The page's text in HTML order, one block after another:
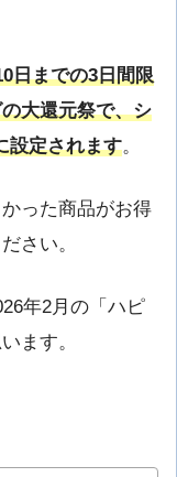
日までの3日間限
大還元祭で、シ
設定されます。
った商品がお得
さい。
年2月の「ハピ
ます。